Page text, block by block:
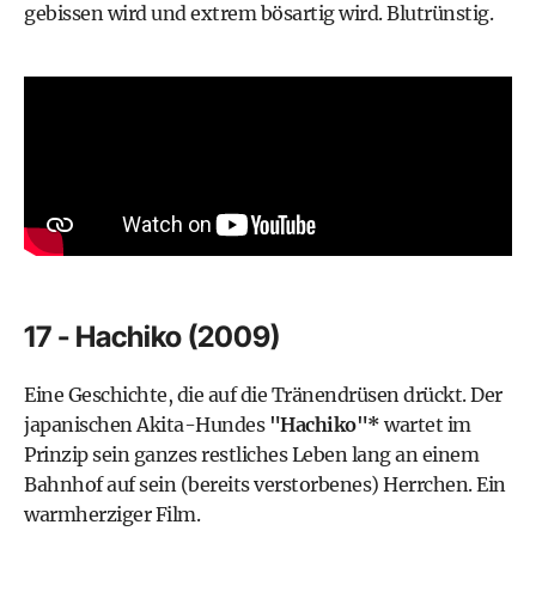
gebissen wird und extrem bösartig wird. Blutrünstig.
17 - Hachiko (2009)
Eine Geschichte, die auf die Tränendrüsen drückt. Der
japanischen Akita-Hundes "Hachiko"* wartet im
Prinzip sein ganzes restliches Leben lang an einem
Bahnhof auf sein (bereits verstorbenes) Herrchen. Ein
warmherziger Film.